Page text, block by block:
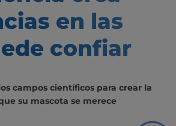
en las
confiar
campos científicos para crear la
su mascota se merece